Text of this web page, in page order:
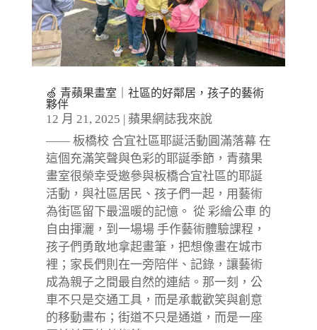
🍏 青蘋果畫室｜社區的好鄰居，孩子的藝術
夥伴
12 月 21, 2025 | 蘋果網誌我來說
—— 板橋校 合宜社區耶誕活動圓滿落幕 在
這個充滿笑聲與色彩的耶誕季節，青蘋果
畫室很榮幸受邀參與板橋合宜社區的耶誕
活動，與社區居民、孩子們一起，用藝術
為街區留下最溫暖的記憶。 從 彩繪公車 的
自由揮灑，到一場場 手作藝術體驗課程，
孩子們勇敢地拿起畫筆，把想像畫在城市
裡；家長們則在一旁陪伴、記錄，讓藝術
成為親子之間最自然的連結。那一刻，公
車不只是交通工具，而是承載歡笑與創意
的移動畫布；街道不只是通道，而是一座